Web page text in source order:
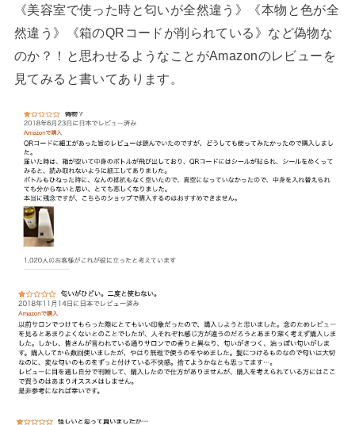
《美容室で使った時と匂いが全然違う》《本物と色が全
然違う》《箱のQRコードが削られている》など偽物な
のか？！と思わせるようなことがAmazonのレビューを
見てみると書いてあります。